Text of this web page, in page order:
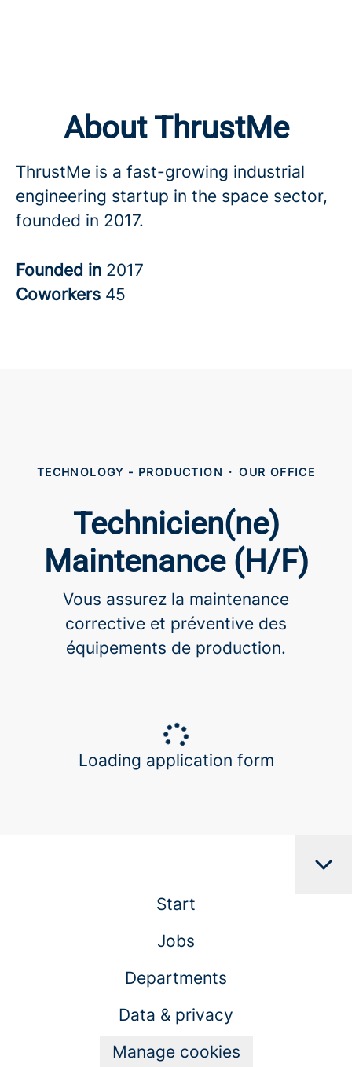
About ThrustMe
ThrustMe is a fast-growing industrial
engineering startup in the space sector,
founded in 2017.
Founded in 2017
Coworkers 45
TECHNOLOGY - PRODUCTION · OUR OFFICE
Technicien(ne)
Maintenance (H/F)
Vous assurez la maintenance
corrective et préventive des
équipements de production.
Loading application form
Start
Jobs
Departments
Data & privacy
Manage cookies